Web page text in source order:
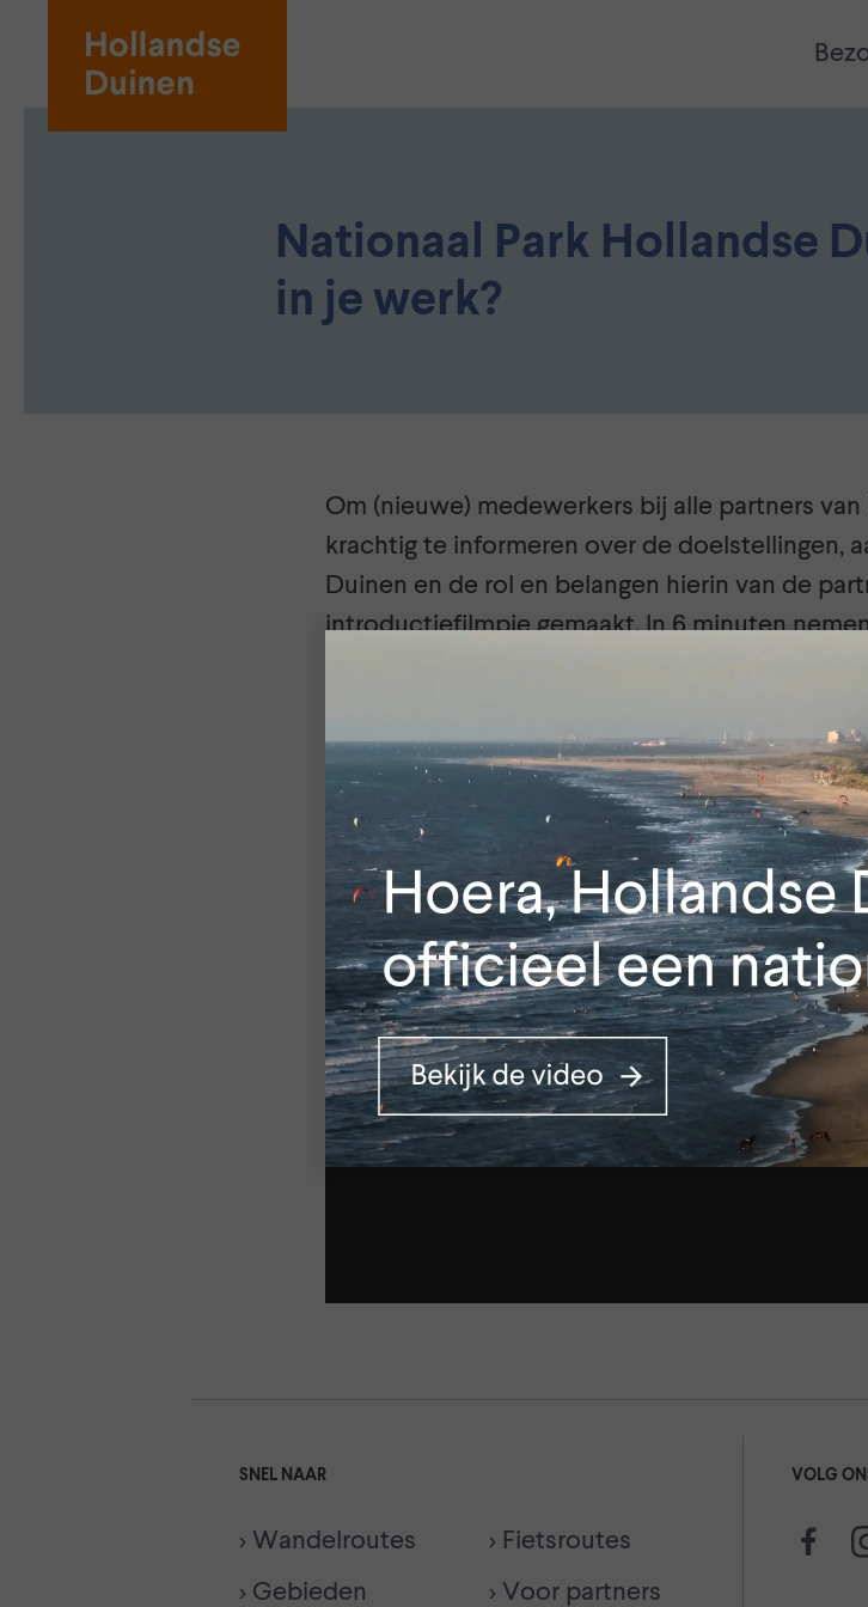
Nationaal Park Hollandse
in je werk?
Om (nieuwe) medewerkers bij alle partners
krachtig te informeren over de doelstellingen,
Duinen en de rol en belangen hierin van de
introductiefilmpje gemaakt. In 6 minuten
SNEL NAAR
> Wandelroutes
> Fietsroutes
> Gebieden
> Voor partners
VOLG